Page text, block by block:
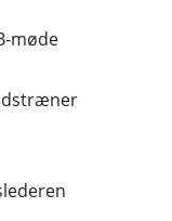
møde